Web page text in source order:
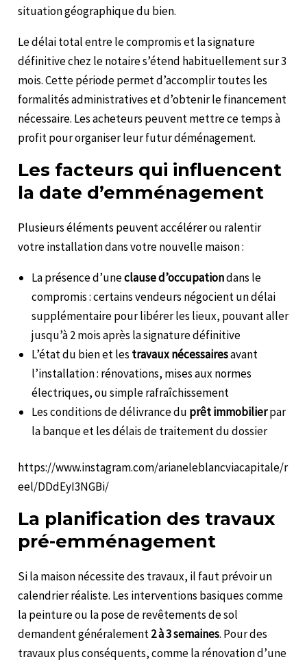
situation géographique du bien.
Le délai total entre le compromis et la signature
définitive chez le notaire s’étend habituellement sur 3
mois. Cette période permet d’accomplir toutes les
formalités administratives et d’obtenir le financement
nécessaire. Les acheteurs peuvent mettre ce temps à
profit pour organiser leur futur déménagement.
Les facteurs qui influencent
la date d’emménagement
Plusieurs éléments peuvent accélérer ou ralentir
votre installation dans votre nouvelle maison :
La présence d’uneclause d’occupationdans le
compromis : certains vendeurs négocient un délai
supplémentaire pour libérer les lieux, pouvant aller
jusqu’à 2 mois après la signature définitive
L’état du bien et les travaux nécessairesavant
l’installation : rénovations, mises aux normes
électriques, ou simple rafraîchissement
Les conditions de délivrance du prêt immobilierpar
la banque et les délais de traitement du dossier
https://www.instagram.com/arianeleblancviacapitale/r
eel/DDdEyI3NGBi/
La planification des travaux
pré-emménagement
Si la maison nécessite des travaux, il faut prévoir un
calendrier réaliste. Les interventions basiques comme
la peinture ou la pose de revêtements de sol
demandent généralement2 à 3 semaines. Pour des
travaux plus conséquents, comme la rénovation d’une